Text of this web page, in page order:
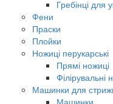
Гребінці для
Фени
Праски
Плойки
Ножиці перукарські
Прямі ножиці
Філірувальні
Машинки для
Машинки